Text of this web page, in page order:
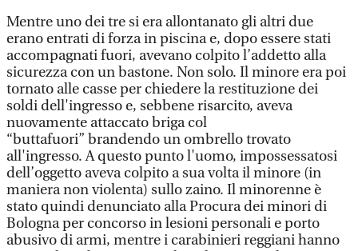
Mentre uno dei tre si era allontanato gli altri due
erano entrati di forza in piscina e, dopo essere stati
accompagnati fuori, avevano colpito l’addetto alla
sicurezza con un bastone. Non solo. Il minore era poi
tornato alle casse per chiedere la restituzione dei
soldi dell'ingresso e, sebbene risarcito, aveva
nuovamente attaccato briga col
“buttafuori” brandendo un ombrello trovato
all'ingresso. A questo punto l'uomo, impossessatosi
dell’oggetto aveva colpito a sua volta il minore (in
maniera non violenta) sullo zaino. Il minorenne è
stato quindi denunciato alla Procura dei minori di
Bologna per concorso in lesioni personali e porto
abusivo di armi, mentre i carabinieri reggiani hanno